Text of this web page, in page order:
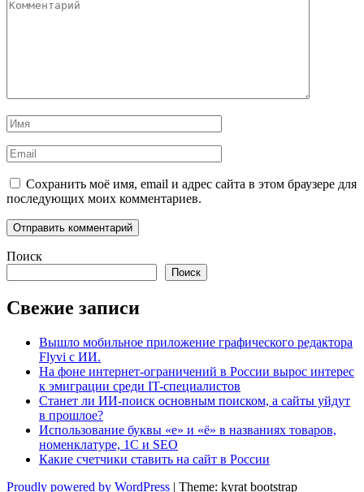
Комментарий
Имя
Email
Сохранить моё имя, email и адрес сайта в этом браузере для
последующих моих комментариев.
Поиск
Поиск
Свежие записи
Вышло мобильное приложение графического редактора
Flyvi с ИИ.
На фоне интернет-ограничений в России вырос интерес
к эмиграции среди IT-специалистов
Станет ли ИИ-поиск основным поиском, а сайты уйдут
в прошлое?
Использование буквы «е» и «ё» в названиях товаров,
номенклатуре, 1С и SEO
Какие счетчики ставить на сайт в России
Proudly powered by WordPress | Theme: kyrat bootstrap